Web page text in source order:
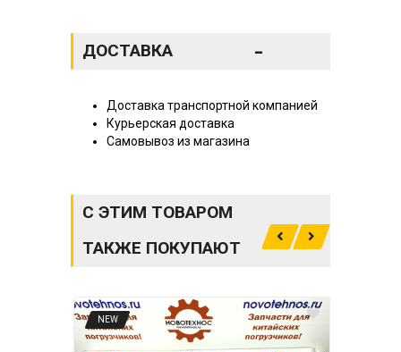
ДОСТАВКА -
Доставка транспортной компанией
Курьерская доставка
Самовывоз из магазина
С ЭТИМ ТОВАРОМ
ТАКЖЕ ПОКУПАЮТ
NEW